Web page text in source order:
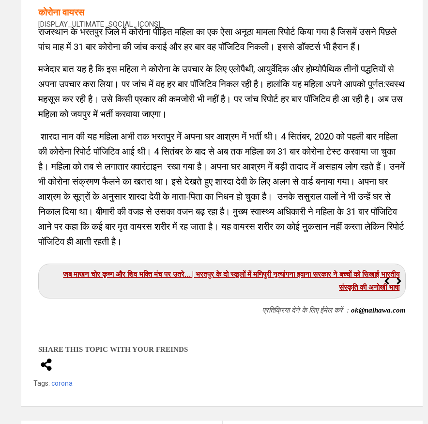
कोरोना वायरस
[DISPLAY_ULTIMATE_SOCIAL_ICONS]
राजस्थान के भरतपुर जिले में कोरोना पीड़ित महिला का एक ऐसा अनूठा मामला रिपोर्ट किया गया है जिसमें उसने पिछले
पांच माह में 31 बार कोरोना की जांच कराई और हर बार वह पॉजिटिव निकली। इससे डॉक्टर्स भी हैरान हैं।
मजेदार बात यह है कि इस महिला ने कोरोना के उपचार के लिए एलोपैथी, आयुर्वेदिक और होम्योपैथिक तीनों पद्धतियों से
अपना उपचार करा लिया। पर जांच में वह हर बार पॉजिटिव निकल रही है। हालांकि यह महिला अपने आपको पूर्णत:स्वस्थ
महसूस कर रही है। उसे किसी प्रकार की कमजोरी भी नहीं है। पर जांच रिपोर्ट हर बार पॉजिटिव ही आ रही है। अब उस
महिला को जयपुर में भर्ती करवाया जाएगा।
शारदा नाम की यह महिलाअभी तकभरतपुर में अपना घर आश्रम में भर्ती थी। 4सितंबर, 2020को पहली बार महिला
की कोरोना रिपोर्ट पॉजिटिव आई थी। 4सितंबर के बाद से अब तक महिला का 31बार कोरोना टेस्ट करवाया जा चुका
है। महिला को तब से लगातार क्वारंटाइन रखा गया है। अपना घर आश्रम में बड़ी तादाद में असहाय लोग रहते हैं। उनमें
भी कोरोना संक्रमण फैलने का खतरा था। इसे देखते हुए शारदा देवी के लिए अलग से वार्ड बनाया गया। अपना घर
आश्रम के सूत्रों के अनुसार शारदा देवी के माता-पिता का निधन हो चुका है। उनके ससुराल वालों ने भी उन्हें घर से
निकाल दिया था। बीमारी की वजह से उसका वजन बढ़ रहा है। मुख्य स्वास्थ्य अधिकारी ने महिला के 31बार पॉजिटिव
आने पर कहा कि कई बार मृत वायरस शरीर में रह जाता है। यह वायरस शरीर का कोई नुकसान नहीं करता लेकिन रिपोर्ट
पॉजिटिव ही आती रहती है।
जब माखन चोर कृष्ण और शिव भक्ति मंच पर उतरे… | भरतपुर के दो स्कूलों में मणिपुरी नृत्यांगना इवाना सरकार ने बच्चों को सिखाई भारतीय
संस्कृति की अनोखी भाषा
प्रतिक्रिया देने के लिए ईमेल करें :ok@naihawa.com
SHARE THIS TOPIC WITH YOUR FREINDS
Tags: corona